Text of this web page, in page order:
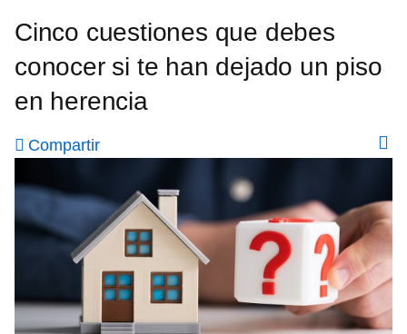
Cinco cuestiones que debes
conocer si te han dejado un piso
en herencia
Compartir